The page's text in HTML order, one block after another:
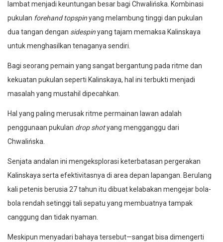
lambat menjadi keuntungan besar bagi Chwalińska. Kombinasi
pukulan forehand topspinyang melambung tinggi dan pukulan
dua tangan dengan sidespinyang tajam memaksa Kalinskaya
untuk menghasilkan tenaganya sendiri.
Bagi seorang pemain yang sangat bergantung pada ritme dan
kekuatan pukulan seperti Kalinskaya, hal ini terbukti menjadi
masalah yang mustahil dipecahkan.
Hal yang paling merusak ritme permainan lawan adalah
penggunaan pukulan drop shotyang mengganggu dari
Chwalińska.
Senjata andalan ini mengeksplorasi keterbatasan pergerakan
Kalinskaya serta efektivitasnya di area depan lapangan. Berulang
kali petenis berusia 27 tahun itu dibuat kelabakan mengejar bola-
bola rendah setinggi tali sepatu yang membuatnya tampak
canggung dan tidak nyaman.
Meskipun menyadari bahaya tersebut—sangat bisa dimengerti